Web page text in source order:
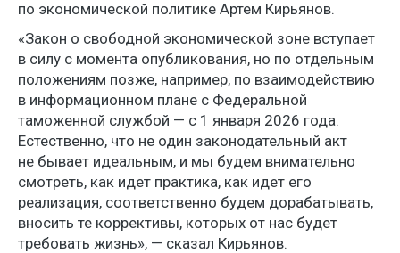
по экономической политике Артем Кирьянов.
«Закон о свободной экономической зоне вступает
в силу с момента опубликования, но по отдельным
положениям позже, например, по взаимодействию
в информационном плане с Федеральной
таможенной службой — с 1 января 2026 года.
Естественно, что не один законодательный акт
не бывает идеальным, и мы будем внимательно
смотреть, как идет практика, как идет его
реализация, соответственно будем дорабатывать,
вносить те коррективы, которых от нас будет
требовать жизнь», — сказал Кирьянов.